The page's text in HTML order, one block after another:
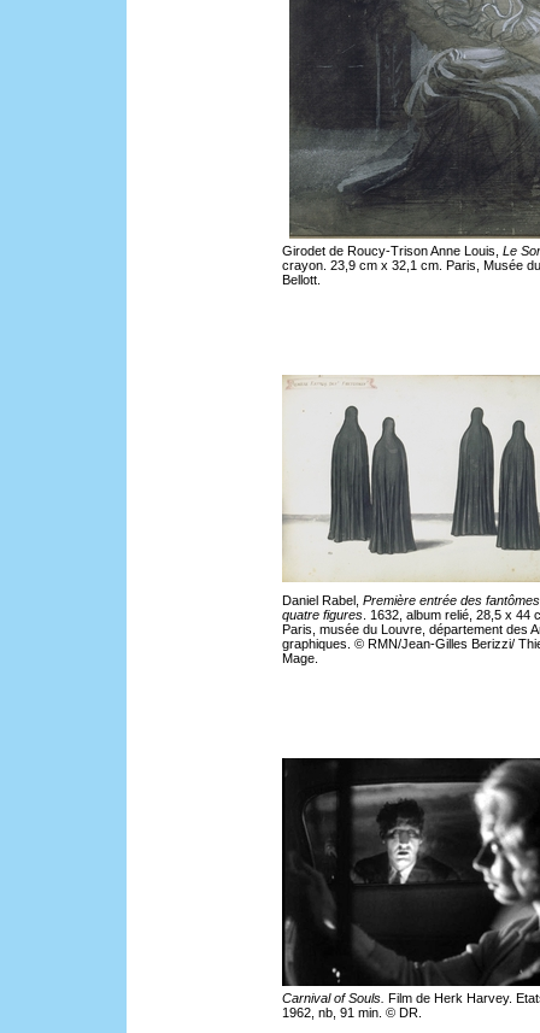
Girodet de Roucy-Trison Anne Louis, Le
crayon. 23,9 cm x 32,1 cm. Paris, Musée
Bellott.
Daniel Rabel, Première entrée des
quatre figures . 1632, album relié, 28,5 x 44
Paris, musée du Louvre, département des
graphiques. © RMN/Jean-Gilles Berizzi/
Mage.
Carnival of Souls.
Film de Herk Harvey.
1962, nb, 91 min. © DR.